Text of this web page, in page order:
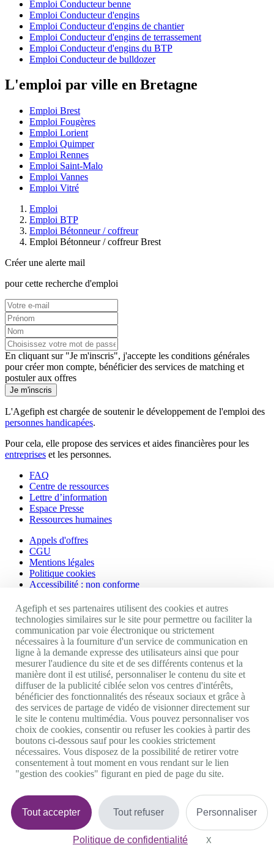
Emploi Conducteur benne
Emploi Conducteur d'engins
Emploi Conducteur d'engins de chantier
Emploi Conducteur d'engins de terrassement
Emploi Conducteur d'engins du BTP
Emploi Conducteur de bulldozer
L'emploi par ville en Bretagne
Emploi Brest
Emploi Fougères
Emploi Lorient
Emploi Quimper
Emploi Rennes
Emploi Saint-Malo
Emploi Vannes
Emploi Vitré
Emploi
Emploi BTP
Emploi Bétonneur / coffreur
Emploi Bétonneur / coffreur Brest
Créer une alerte mail
pour cette recherche d'emploi
En cliquant sur "Je m'inscris", j'accepte les conditions générales
pour créer mon compte, bénéficier des services de matching et
postuler aux offres
Je m'inscris
L'Agefiph est chargée de soutenir le développement de l'emploi des
personnes handicapées.
Pour cela, elle propose des services et aides financières pour les
entreprises et les personnes.
FAQ
Centre de ressources
Lettre d’information
Espace Presse
Ressources humaines
Appels d'offres
CGU
Mentions légales
Politique cookies
Accessibilité : non conforme
Nos autres sites
Site portail Agefiph
Activateur de progrès
Handinnov
Innovation et recherche
Université du RRH
Service AppuiPro
Nous suivre
Youtube
Linkedin
Facebook
Twitter
0 800 11 10 09Services & appel gratuitsDe 9h à 18h.
Nous contacter
Plateforme de mise en contact LSF
Gestion des cookies
Agefiph et ses partenaires utilisent des cookies et autres
technologies similaires sur le site pour permettre ou faciliter la
communication par voie électronique ou strictement
nécessaires à la fourniture d'un service de communication en
ligne à la demande expresse des utilisateurs ainsi que pour
mesurer l'audience du site et de ses différents contenus et la
manière dont il est utilisé, personnaliser le contenu du site et
diffuser de la publicité ciblée selon vos centres d'intérêts,
bénéficier des fonctionnalités des réseaux sociaux et grâce à
des services de partage de vidéo de visionner directement sur
le site le contenu multimédia. Vous pouvez personnaliser vos
choix de cookies, consentir ou refuser les cookies à partir des
boutons ci-dessous sauf pour les cookies strictement
nécessaires. Vous disposez de la possibilité de retirer votre
consentement à tout moment en vous rendant sur le lien
"gestion des cookies" figurant en pied de page du site.
Tout accepter Tout refuser Personnaliser
Politique de confidentialité X